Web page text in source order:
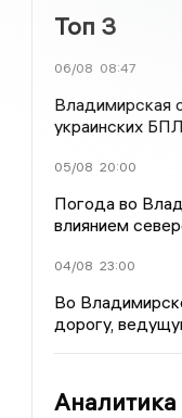
Топ 3
06/08 08:47
Владимирская
украинских
05/08 20:00
Погода во
влиянием
04/08 23:00
Во
дорогу,
Аналитика